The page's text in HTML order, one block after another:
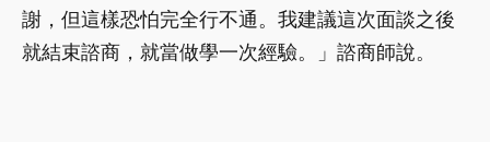
謝，但這樣恐怕完全行不通。我建議這次面談之後
就結束諮商，就當做學一次經驗。」諮商師說。